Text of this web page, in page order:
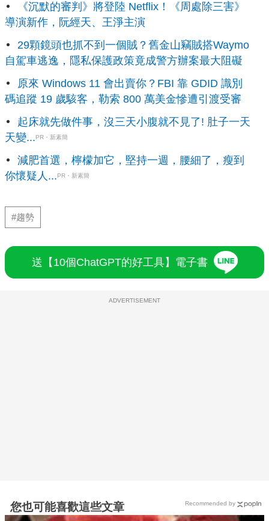
《沉默的審判》將登陸 Netflix！《周處除三害》
導演新作，阮經天、王淨主演
29顆鏡頭也抓不到一個賊？舊金山竊賊搭Waymo
自駕車逃逸，隱私保護政策竟成警方辦案最大阻礙
原來 Windows 11 會出賣你？FBI 靠 GDID 識別
碼追蹤 19 歲駭客，勒索 800 萬美金慘遭引渡受審
起床就先做件事，沒三天小腹就不見了! 肚子一天
天變... PR・新素簡
減肥首選，檸檬加它，堅持一週，腰細了，瘦到
你懷疑人... PR・新素簡
#趨勢
送【10個ChatGPT的好工具】電子書
ADVERTISEMENT
您也可能喜歡這些文章 Recommended by